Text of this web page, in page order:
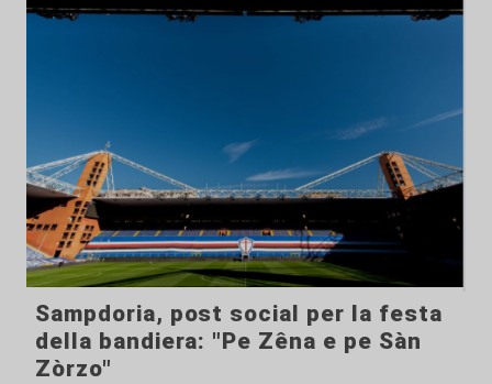
Sampdoria, post social per la festa
della bandiera: "Pe Zêna e pe Sàn
Zòrzo"